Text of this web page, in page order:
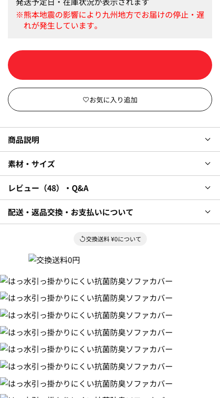
商品説明
素材・サイズ
レビュー 48 ・Q&A
配送・返品交換・お支払いについて
交換送料 ¥0について